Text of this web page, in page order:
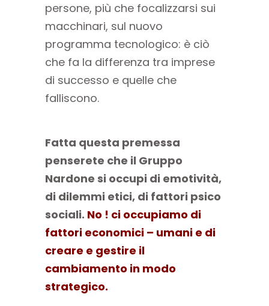
persone, più che focalizzarsi sui
macchinari, sul nuovo
programma tecnologico: è ciò
che fa la differenza tra imprese
di successo e quelle che
falliscono.
Fatta questa premessa
penserete che il Gruppo
Nardone si occupi di emotività,
di dilemmi etici, di fattori psico
sociali. No ! ci occupiamo di
fattori economici – umani e di
creare e gestire il
cambiamento in modo
strategico.